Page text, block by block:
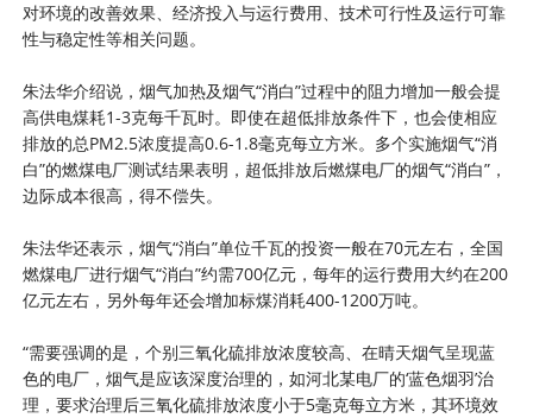
对环境的改善效果、经济投入与运行费用、技术可行性及运行可靠
性与稳定性等相关问题。
朱法华介绍说，烟气加热及烟气“消白”过程中的阻力增加一般会提
高供电煤耗1-3克每千瓦时。即使在超低排放条件下，也会使相应
排放的总PM2.5浓度提高0.6-1.8毫克每立方米。多个实施烟气“消
白”的燃煤电厂测试结果表明，超低排放后燃煤电厂的烟气“消白”，
边际成本很高，得不偿失。
朱法华还表示，烟气“消白”单位千瓦的投资一般在70元左右，全国
燃煤电厂进行烟气“消白”约需700亿元，每年的运行费用大约在200
亿元左右，另外每年还会增加标煤消耗400-1200万吨。
“需要强调的是，个别三氧化硫排放浓度较高、在晴天烟气呈现蓝
色的电厂，烟气是应该深度治理的，如河北某电厂的‘蓝色烟羽’治
理，要求治理后三氧化硫排放浓度小于5毫克每立方米，其环境效